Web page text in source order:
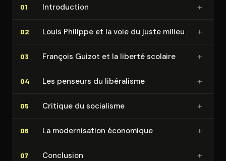
01 In­tro­duc­tion +
02 Louis Philippe et la voie du juste milieu +
03 François Guizot et la liberté scolaire +
04 Les penseurs du libéralisme +
05 Critique du socialisme +
06 La mo­der­ni­sa­tion économique +
07 Conclusion +